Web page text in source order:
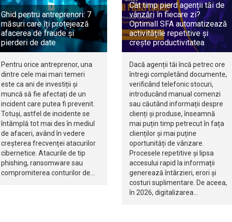
Ghid pentru antreprenori: 7
măsuri care îți protejează
afacerea de fraude și
pierderi de date
Pentru orice antreprenor, una
dintre cele mai mari temeri
este ca ani de investiții și
muncă să fie afectați de un
incident care putea fi prevenit.
Totuși, astfel de incidente se
întâmplă tot mai des în mediul
de afaceri, având în vedere
creșterea frecvenței atacurilor
cibernetice. Atacurile de tip
phishing, ransomware sau
compromiterea conturilor de…
Cât timp pierd agenții tăi de
vânzări în fiecare zi?
Optimall SFA automatizează
activitățile repetitive și
crește productivitatea
Dacă agenții tăi încă petrec ore
întregi completând documente,
verificând telefonic stocuri,
introducând manual comenzi
sau căutând informații despre
clienți și produse, înseamnă
mai puțin timp petrecut în fața
clienților și mai puține
oportunități de vânzare.
Procesele repetitive și lipsa
accesului rapid la informații
generează întârzieri, erori și
costuri suplimentare. De aceea,
în 2026, digitalizarea…